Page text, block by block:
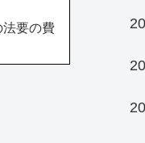
法要の費